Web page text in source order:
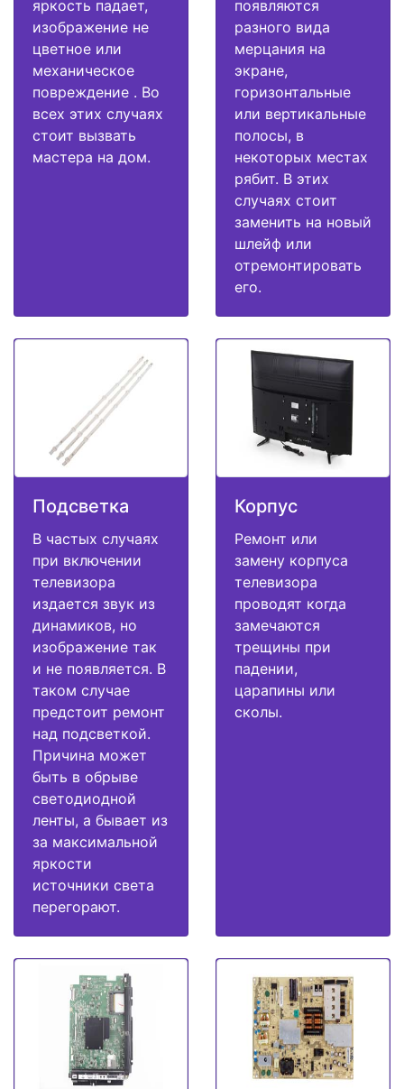
яркость падает,
изображение не
цветное или
механическое
повреждение . Во
всех этих случаях
стоит вызвать
мастера на дом.
появляются
разного вида
мерцания на
экране,
горизонтальные
или вертикальные
полосы, в
некоторых местах
рябит. В этих
случаях стоит
заменить на новый
шлейф или
отремонтировать
его.
Подсветка
В частых случаях
при включении
телевизора
издается звук из
динамиков, но
изображение так
и не появляется. В
таком случае
предстоит ремонт
над подсветкой.
Причина может
быть в обрыве
светодиодной
ленты, а бывает из
за максимальной
яркости
источники света
перегорают.
Корпус
Ремонт или
замену корпуса
телевизора
проводят когда
замечаются
трещины при
падении,
царапины или
сколы.